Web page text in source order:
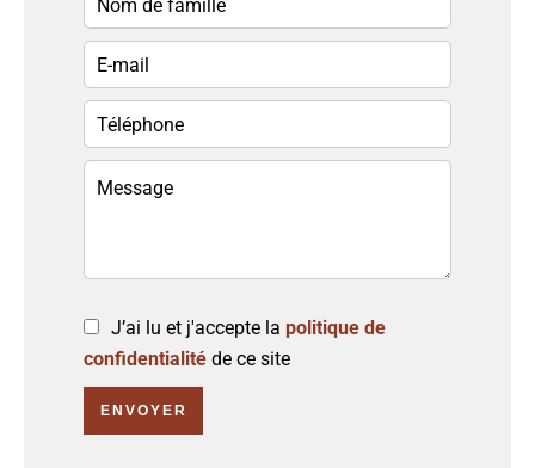
J’ai lu et j'accepte la politique de
confidentialité de ce site
ENVOYER